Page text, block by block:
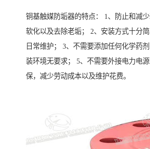
铜基触媒防垢器的特点： 1、防止和减少
软化以及去除老垢； 2、安装方式十分
日常维护； 3、不需要添加任何化学药
装环境无要求； 5、不需要外接电力电
保，减少劳动成本以及维护花费。